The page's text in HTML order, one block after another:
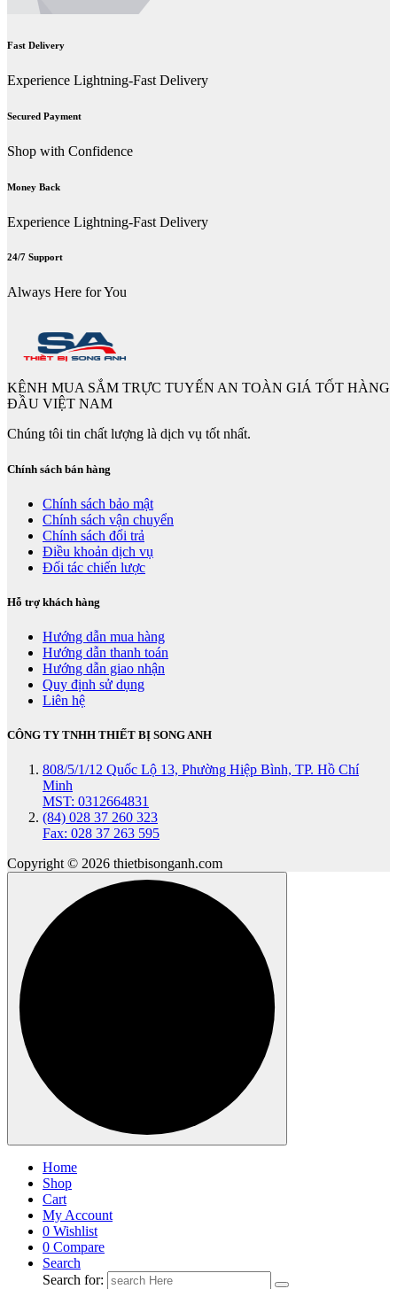
Fast Delivery
Experience Lightning-Fast Delivery
Secured Payment
Shop with Confidence
Money Back
Experience Lightning-Fast Delivery
24/7 Support
Always Here for You
KÊNH MUA SẮM TRỰC TUYẾN AN TOÀN GIÁ TỐT HÀNG
ĐẦU VIỆT NAM
Chúng tôi tin chất lượng là dịch vụ tốt nhất.
Chính sách bán hàng
Chính sách bảo mật
Chính sách vận chuyển
Chính sách đổi trả
Điều khoản dịch vụ
Đối tác chiến lược
Hỗ trợ khách hàng
Hướng dẫn mua hàng
Hướng dẫn thanh toán
Hướng dẫn giao nhận
Quy định sử dụng
Liên hệ
CÔNG TY TNHH THIẾT BỊ SONG ANH
808/5/1/12 Quốc Lộ 13, Phường Hiệp Bình, TP. Hồ Chí
Minh
MST: 0312664831
(84) 028 37 260 323
Fax: 028 37 263 595
Copyright © 2026 thietbisonganh.com
Home
Shop
Cart
My Account
0 Wishlist
0 Compare
Search
Search for: